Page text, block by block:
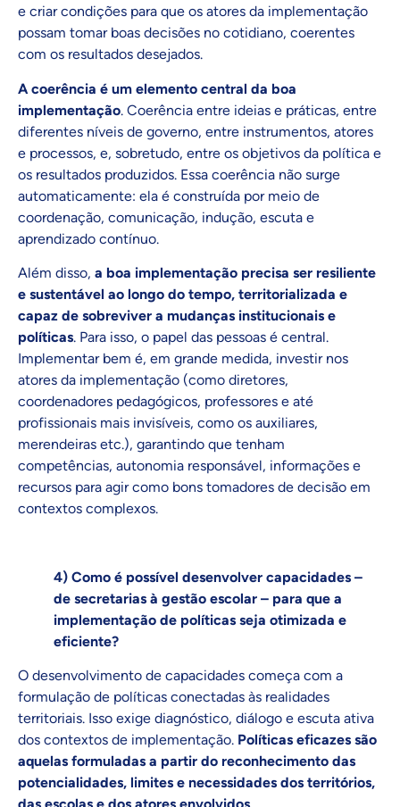
e criar condições para que os atores da implementação
possam tomar boas decisões no cotidiano, coerentes
com os resultados desejados.
A coerência é um elemento central da boa
implementação. Coerência entre ideias e práticas, entre
diferentes níveis de governo, entre instrumentos, atores
e processos, e, sobretudo, entre os objetivos da política e
os resultados produzidos. Essa coerência não surge
automaticamente: ela é construída por meio de
coordenação, comunicação, indução, escuta e
aprendizado contínuo.
Além disso, a boa implementação precisa ser resiliente
e sustentável ao longo do tempo, territorializada e
capaz de sobreviver a mudanças institucionais e
políticas. Para isso, o papel das pessoas é central.
Implementar bem é, em grande medida, investir nos
atores da implementação (como diretores,
coordenadores pedagógicos, professores e até
profissionais mais invisíveis, como os auxiliares,
merendeiras etc.), garantindo que tenham
competências, autonomia responsável, informações e
recursos para agir como bons tomadores de decisão em
contextos complexos.
4) Como é possível desenvolver capacidades –
de secretarias à gestão escolar – para que a
implementação de políticas seja otimizada e
eficiente?
O desenvolvimento de capacidades começa com a
formulação de políticas conectadas às realidades
territoriais. Isso exige diagnóstico, diálogo e escuta ativa
dos contextos de implementação. Políticas eficazes são
aquelas formuladas a partir do reconhecimento das
potencialidades, limites e necessidades dos territórios,